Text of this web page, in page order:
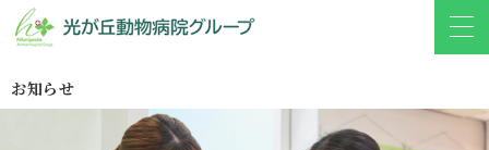
お知らせ